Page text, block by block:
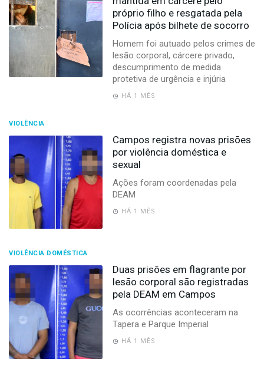
próprio filho e resgatada pela
Polícia após bilhete de socorro
Homem foi autuado pelos crimes de
lesão corporal, cárcere privado,
descumprimento de medida
protetiva de urgência e injúria
HÁ 1 MÊS
VIOLÊNCIA
Campos registra novas prisões
por violência doméstica e
sexual
Ações foram coordenadas pela
DEAM
HÁ 1 MÊS
VIOLÊNCIA DOMÉSTICA
Duas prisões em flagrante por
lesão corporal são registradas
pela DEAM em Campos
As ocorrências aconteceram na
Tapera e Parque Imperial
HÁ 1 MÊS